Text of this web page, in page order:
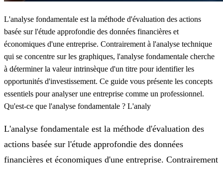
L'analyse fondamentale est la méthode d'évaluation des actions
basée sur l'étude approfondie des données financières et
économiques d'une entreprise. Contrairement à l'analyse technique
qui se concentre sur les graphiques, l'analyse fondamentale cherche
à déterminer la valeur intrinsèque d'un titre pour identifier les
opportunités d'investissement. Ce guide vous présente les concepts
essentiels pour analyser une entreprise comme un professionnel.
Qu'est-ce que l'analyse fondamentale ? L'analy
L'analyse fondamentale est la méthode d'évaluation des
actions basée sur l'étude approfondie des données
financières et économiques d'une entreprise. Contrairement